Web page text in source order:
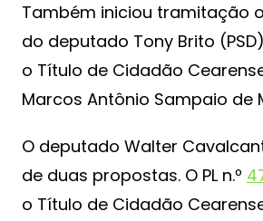
Também iniciou tramitação o
do deputado Tony Brito
o Título de Cidadão
Marcos Antônio Sampaio de
O deputado Walter
de duas propostas. O PL n.º
o Título de Cidadão